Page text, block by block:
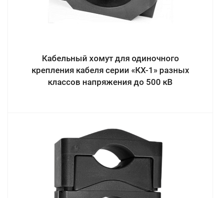
Кабельный хомут для одиночного
крепления кабеля серии «КХ-1» разных
классов напряжения до 500 кВ